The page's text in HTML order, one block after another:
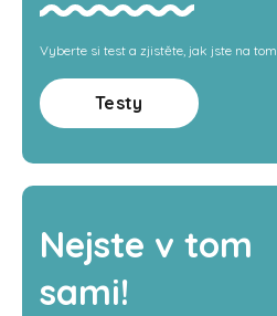
Vyberte si test a zjistěte, jak jste na tom
Testy
Nejste v tom
sami!